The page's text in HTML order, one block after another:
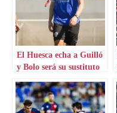
El Huesca echa a Guilló
y Bolo será su sustituto